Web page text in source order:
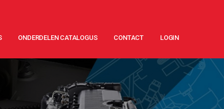
ONDERDELEN CATALOGUS CONTACT LOGIN